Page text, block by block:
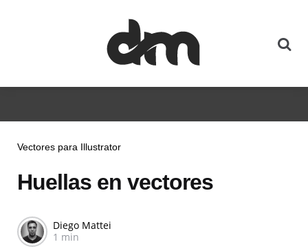
Vectores para Illustrator
Huellas en vectores
Diego Mattei
1 min